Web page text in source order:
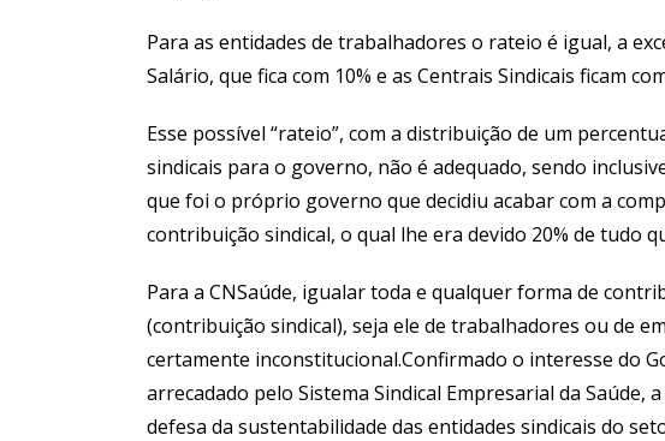
Para as entidades de trabalhadores o rateio é igual, a
Salário, que fica com 10% e as Centrais Sindicais ficam
Esse possível “rateio”, com a distribuição de um
sindicais para o governo, não é adequado, sendo
que foi o próprio governo que decidiu acabar com a
contribuição sindical, o qual lhe era devido 20% de tudo
Para a CNSaúde, igualar toda e qualquer forma de
(contribuição sindical), seja ele de trabalhadores ou de
certamente inconstitucional.Confirmado o interesse do
arrecadado pelo Sistema Sindical Empresarial da Saúde,
defesa da sustentabilidade das entidades sindicais do